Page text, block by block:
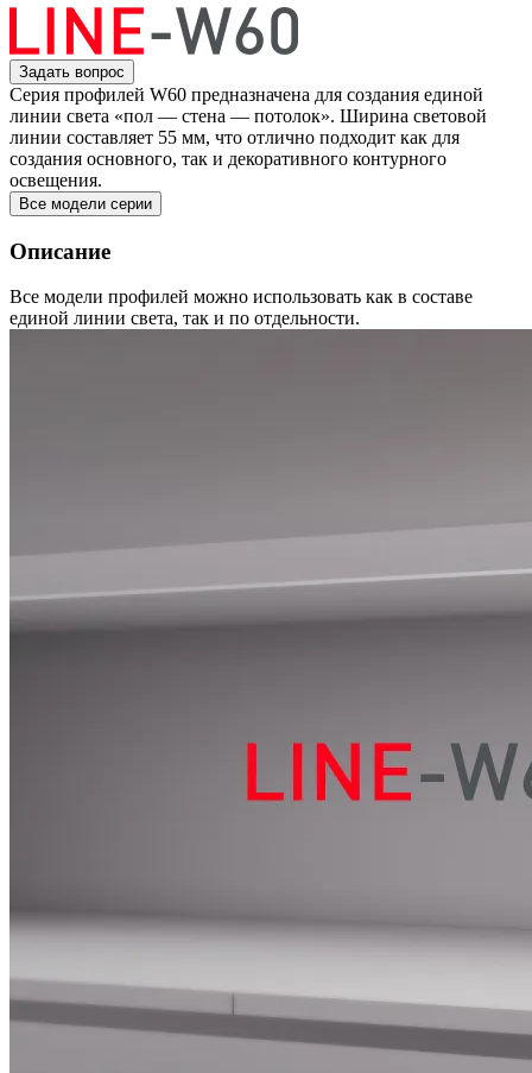
Задать вопрос
Серия профилей W60 предназначена для создания единой
линии света «пол — стена — потолок». Ширина световой
линии составляет 55 мм, что отлично подходит как для
создания основного, так и декоративного контурного
освещения.
Все модели серии
Описание
Все модели профилей можно использовать как в составе
единой линии света, так и по отдельности.